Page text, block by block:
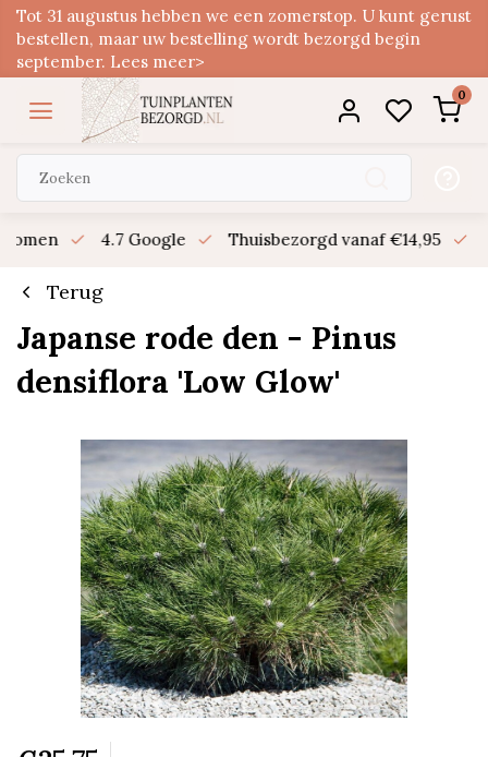
Tot 31 augustus hebben we een zomerstop. U kunt gerust
bestellen, maar uw bestelling wordt bezorgd begin
september. Lees meer>
0
4.7 Google Thuisbezorgd vanaf €14,95
Terug
Japanse rode den - Pinus
densiflora 'Low Glow'